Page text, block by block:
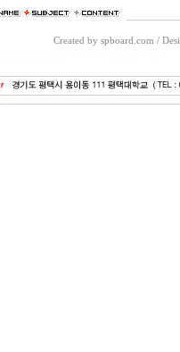
Created by spboard.com /